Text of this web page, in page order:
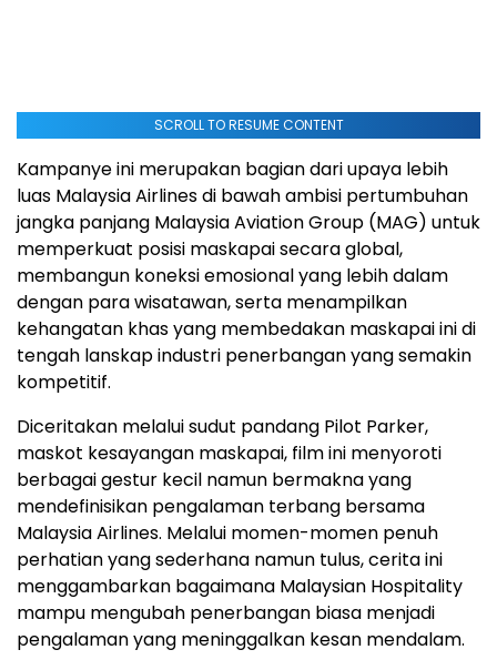
SCROLL TO RESUME CONTENT
Kampanye ini merupakan bagian dari upaya lebih
luas Malaysia Airlines di bawah ambisi pertumbuhan
jangka panjang Malaysia Aviation Group (MAG) untuk
memperkuat posisi maskapai secara global,
membangun koneksi emosional yang lebih dalam
dengan para wisatawan, serta menampilkan
kehangatan khas yang membedakan maskapai ini di
tengah lanskap industri penerbangan yang semakin
kompetitif.
Diceritakan melalui sudut pandang Pilot Parker,
maskot kesayangan maskapai, film ini menyoroti
berbagai gestur kecil namun bermakna yang
mendefinisikan pengalaman terbang bersama
Malaysia Airlines. Melalui momen-momen penuh
perhatian yang sederhana namun tulus, cerita ini
menggambarkan bagaimana Malaysian Hospitality
mampu mengubah penerbangan biasa menjadi
pengalaman yang meninggalkan kesan mendalam.